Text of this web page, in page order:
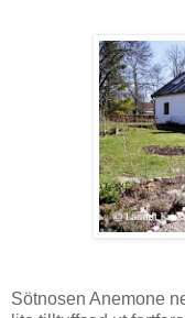
Sötnosen Anemone